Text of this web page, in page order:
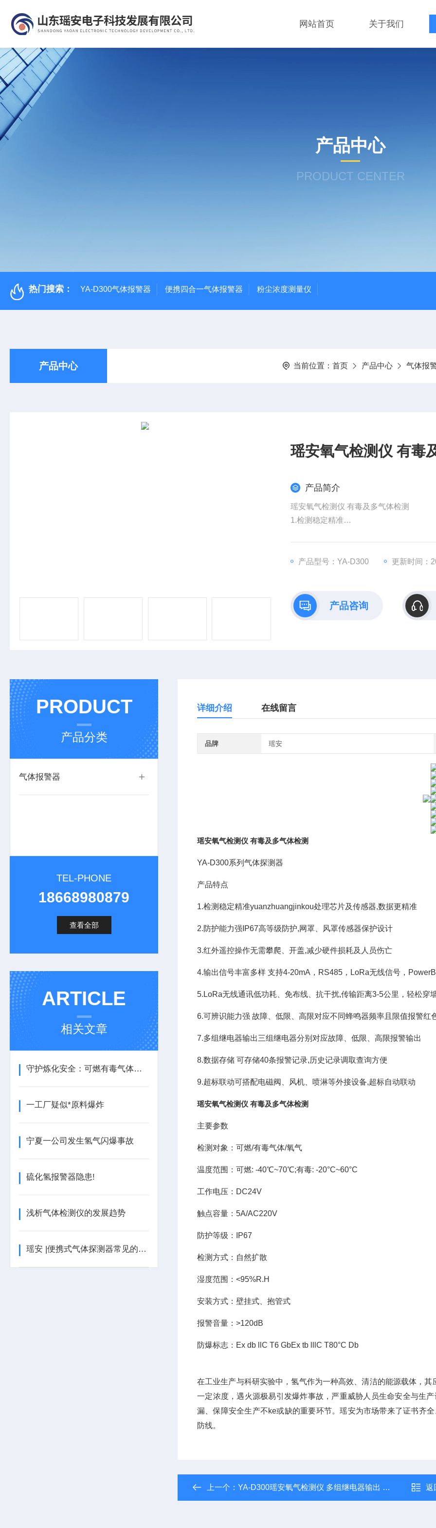
网站首页 关于我们
产品中心
PRODUCT CENTER
热门搜索： YA-D300气体报警器 便携四合一气体报警器 粉尘浓度测量仪
产品中心 当前位置： 首页 产品中心 气体报
瑶安氧气检测仪 有毒
产品简介
瑶安氧气检测仪 有毒及多气体检测
1.检测稳定精准
4.输出信号丰富多样 支持4-20mA，
产品型号：YA-D300 更新时间：
产品咨询
PRODUCT
产品分类
气体报警器
TEL-PHONE
18668980879
查看全部
ARTICLE
相关文章
守护炼化安全：可燃有毒气体报警器如何筑牢生产防线？
一工厂疑似*原料爆炸
宁夏一公司发生氢气闪爆事故
硫化氢报警器隐患!
浅析气体检测仪的发展趋势
瑶安 |便携式气体探测器常见的故障应如何处理？
详细介绍 在线留言
品牌 瑶安
瑶安氧气检测仪 有毒及多气体检测
YA-D300系列气体探测器
产品特点
1.检测稳定精准yuanzhuangjinkou处理芯片及传感器,数据更精准
2.防护能力强IP67高等级防护,网罩、风罩传感器保护设计
3.红外遥控操作无需攀爬、开盖,减少硬件损耗及人员伤亡
4.输出信号丰富多样 支持4-20mA，RS485，LoRa无线信号，
5.LoRa无线通讯低功耗、免布线、抗干扰,传输距离3-5公里，轻松穿
6.可辨识能力强 故障、低限、高限对应不同蜂鸣器频率且限值报警红
7.多组继电器输出三组继电器分别对应故障、低限、高限报警输出
8.数据存储 可存储40条报警记录,历史记录调取查询方便
9.超标联动可搭配电磁阀、风机、喷淋等外接设备,超标自动联动
瑶安氧气检测仪 有毒及多气体检测
主要参数
检测对象： 可燃/有毒气体/氧气
温度范围： 可燃: -40℃~70℃;有毒: -20°C~60°C
工作电压： DC24V
触点容量： 5A/AC220V
防护等级： IP67
检测方式： 自然扩散
湿度范围： <95%R.H
安装方式： 壁挂式、抱管式
报警音量： >120dB
防爆标志： Ex db llC T6 GbEx tb lllC T80°C Db
在工业生产与科研实验中，氢气作为一种高效、清洁的能源载体，
一定浓度，遇火源极易引发爆炸事故，严重威胁人员生命安全与生
漏、保障安全生产不ke或缺的重要环节。瑶安为市场带来了证书齐
防线。
上一个： YA-D300瑶安氧气检测仪 多组继电器输出 有毒 返